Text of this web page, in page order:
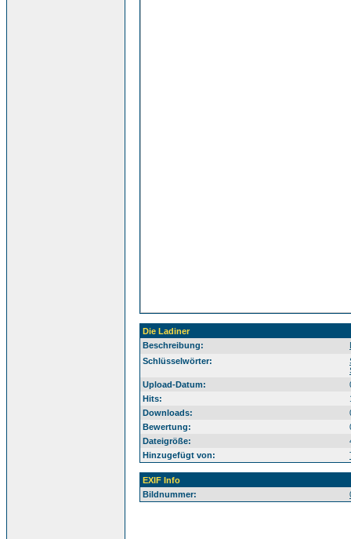
Die Ladiner
Beschreibung:
Schlüsselwörter:
Upload-Datum:
Hits:
Downloads:
Bewertung:
Dateigröße:
Hinzugefügt von:
EXIF Info
Bildnummer: